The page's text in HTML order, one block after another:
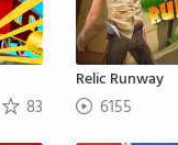
83
Relic Runway
6155